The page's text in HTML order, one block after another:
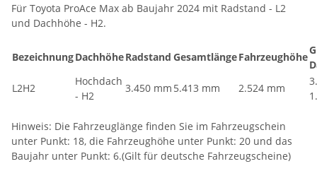
Für Toyota ProAce Max ab Baujahr 2024 mit Radstand - L2
und Dachhöhe - H2.
BezeichnungDachhöheRadstand GesamtlängeFahrzeughöhe
L2H2
Hochdach
- H2
3.450 mm 5.413 mm 2.524 mm
Hinweis: Die Fahrzeuglänge finden Sie im Fahrzeugschein
unter Punkt: 18, die Fahrzeughöhe unter Punkt: 20 und das
Baujahr unter Punkt: 6.(Gilt für deutsche Fahrzeugscheine)